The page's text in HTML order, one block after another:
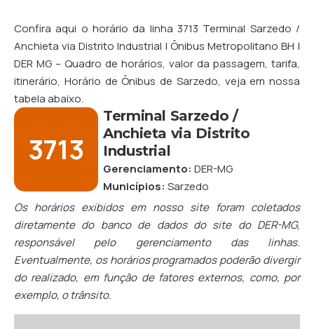
Confira aqui o horário da linha 3713 Terminal Sarzedo /
Anchieta via Distrito Industrial | Ônibus Metropolitano BH |
DER MG – Quadro de horários, valor da passagem, tarifa,
itinerário, Horário de Ônibus de Sarzedo, veja em nossa
tabela abaixo.
3713
Terminal Sarzedo /
Anchieta via Distrito
Industrial
Gerenciamento: DER-MG
Municípios: Sarzedo
Os horários exibidos em nosso site foram coletados
diretamente do banco de dados do site do DER-MG,
responsável pelo gerenciamento das linhas.
Eventualmente, os horários programados poderão divergir
do realizado, em função de fatores externos, como, por
exemplo, o trânsito.